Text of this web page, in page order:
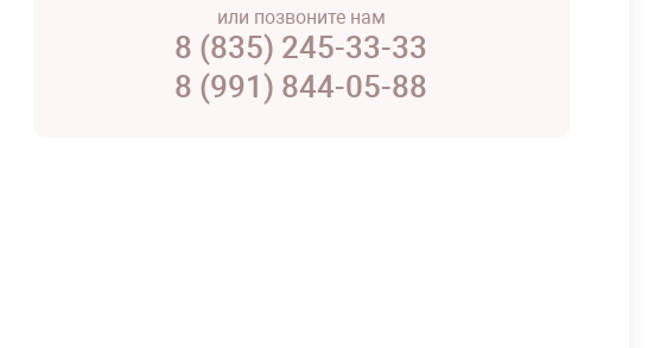
или позвоните нам
8 (835) 245-33-33
8 (991) 844-05-88